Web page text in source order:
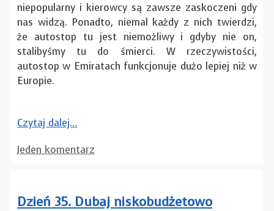
niepopularny i kierowcy są zawsze zaskoczeni gdy
nas widzą. Ponadto, niemal każdy z nich twierdzi,
że autostop tu jest niemożliwy i gdyby nie on,
stalibyśmy tu do śmierci. W rzeczywistości,
autostop w Emiratach funkcjonuje dużo lepiej niż w
Europie.
Czytaj dalej…
Jeden komentarz
Dzień 35. Dubaj niskobudżetowo